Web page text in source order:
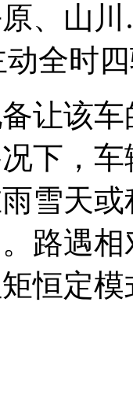
、山
动全时
让该
下，
雪天
路遇
恒定